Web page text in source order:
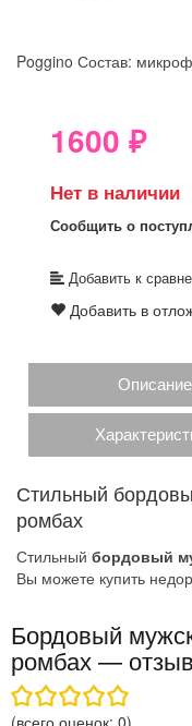
Poggino Состав:
1600 ₽
Нет в наличии
Сообщить о
Добавить к
Добавить в
Описание
Стильный
ромбах
Стильный бордовый
Вы можете купить
Бордовый
ромбах —
(всего оценок: 0)